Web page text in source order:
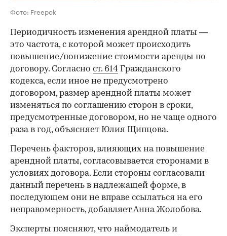
Фото: Freepok
Периодичность изменения арендной платы —
это частота, с которой может происходить
повышение/понижение стоимости аренды по
договору. Согласно ст. 614 Гражданского
кодекса, если иное не предусмотрено
договором, размер арендной платы может
изменяться по соглашению сторон в сроки,
предусмотренные договором, но не чаще одного
раза в год, объясняет Юлия Щипцова.
Перечень факторов, влияющих на повышение
арендной платы, согласовывается сторонами в
условиях договора. Если стороны согласовали
данный перечень в надлежащей форме, в
последующем они не вправе ссылаться на его
неправомерность, добавляет Анна Жолобова.
Эксперты поясняют, что наймодатель и